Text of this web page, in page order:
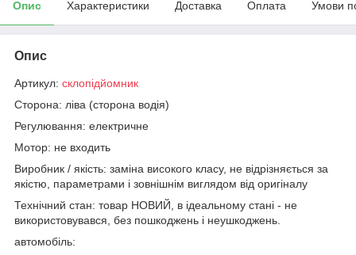
Опис Характеристики Доставка Оплата Умови
Опис
Артикул: склопідйомник
Сторона: ліва (сторона водія)
Регулювання: електричне
Мотор: не входить
Виробник / якість: заміна високого класу, не відрізняється за
якістю, параметрами і зовнішнім виглядом від оригіналу
Технічний стан: товар НОВИЙ, в ідеальному стані - не
використовувався, без пошкоджень і неушкоджень.
автомобіль: